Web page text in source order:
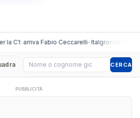
la C1: arriva Fabio Ceccarelli•Italgronda Futsal
Cerca giocatore CERCA
PUBBLICITÀ